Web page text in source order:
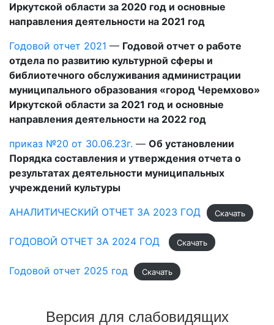
Иркутской области за 2020 год и основные
направления деятельности на 2021 год
Годовой отчет 2021 — Годовой отчет о работе
отдела по развитию культурной сферы и
библиотечного обслуживания администрации
муниципального образования «город Черемхово»
Иркутской области за 2021 год и основные
направления деятельности на 2022 год
приказ №20 от 30.06.23г. — Об установлении
Порядка составления и утверждения отчета о
результатах деятельности муниципальных
учреждений культуры
АНАЛИТИЧЕСКИЙ ОТЧЕТ ЗА 2023 ГОД
Скачать
ГОДОВОЙ ОТЧЕТ ЗА 2024 ГОД Скачать
Годовой отчет 2025 год Скачать
Версия для слабовидящих